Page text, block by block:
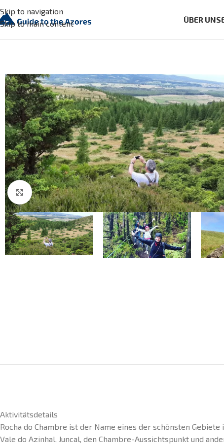
Skip to navigation
Skip to main content
ÜBER UNS
Click to enlarge
Aktivitätsdetails
Rocha do Chambre ist der Name eines der schönsten
Vale do Azinhal, Juncal, den Chambre-Aussichtspunkt und